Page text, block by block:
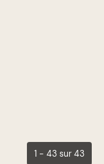
1 - 43 sur 43